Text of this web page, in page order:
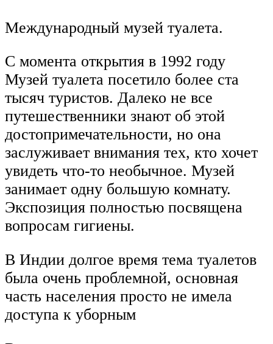
Международный музей туалета.
С момента открытия в 1992 году
Музей туалета посетило более ста
тысяч туристов. Далеко не все
путешественники знают об этой
достопримечательности, но она
заслуживает внимания тех, кто хочет
увидеть что-то необычное. Музей
занимает одну большую комнату.
Экспозиция полностью посвящена
вопросам гигиены.
В Индии долгое время тема туалетов
была очень проблемной, основная
часть населения просто не имела
доступа к уборным